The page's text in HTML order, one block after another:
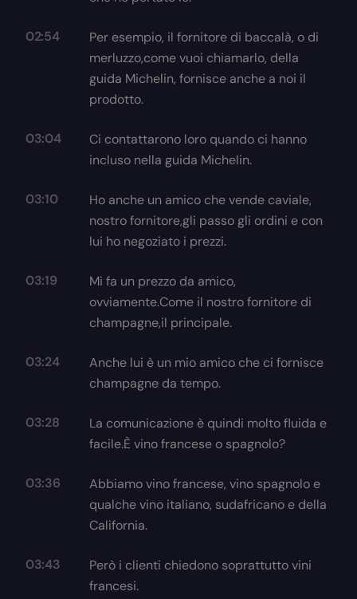
02:54
Per esempio, il fornitore di baccalà, o di
merluzzo,come vuoi chiamarlo, della
guida Michelin, fornisce anche a noi il
prodotto.
03:04
Ci contattarono loro quando ci hanno
incluso nella guida Michelin.
03:10
Ho anche un amico che vende caviale,
nostro fornitore,gli passo gli ordini e con
lui ho negoziato i prezzi.
03:19
Mi fa un prezzo da amico,
ovviamente.Come il nostro fornitore di
champagne,il principale.
03:24
Anche lui è un mio amico che ci fornisce
champagne da tempo.
03:28
La comunicazione è quindi molto fluida e
facile.È vino francese o spagnolo?
03:36
Abbiamo vino francese, vino spagnolo e
qualche vino italiano, sudafricano e della
California.
03:43
Però i clienti chiedono soprattutto vini
francesi.